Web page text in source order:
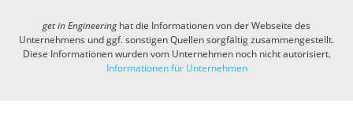
get in Engineeringhat die Informationen von der Webseite des
Unternehmens und ggf. sonstigen Quellen sorgfältig zusammengestellt.
Diese Informationen wurden vom Unternehmen noch nicht autorisiert.
Informationen für Unternehmen